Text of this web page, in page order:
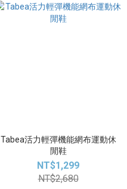
Tabea活力輕彈機能網布運動休
閒鞋
NT$1,299
NT$2,680